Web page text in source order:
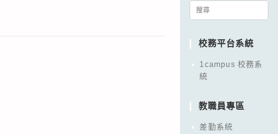
Search
校務平台系統
1campus 校務系
統
教職員專區
差勤系統